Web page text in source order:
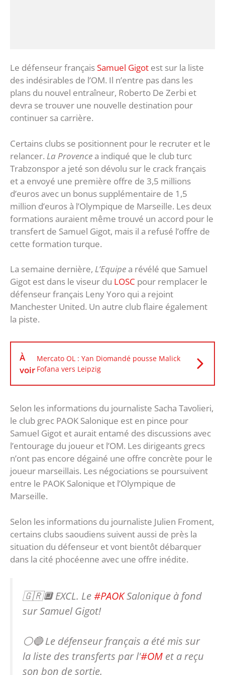
Le défenseur françaisSamuel Gigot est sur la liste
des indésirables de l’OM. Il n’entre pas dans les
plans du nouvel entraîneur, Roberto De Zerbi et
devra se trouver une nouvelle destination pour
continuer sa carrière.
Certains clubs se positionnent pour le recruter et le
relancer. La Provencea indiqué que le club turc
Trabzonspor a jeté son dévolu sur le crack français
et a envoyé une première offre de 3,5 millions
d’euros avec un bonus supplémentaire de 1,5
million d’euros à l’Olympique de Marseille. Les deux
formations auraient même trouvé un accord pour le
transfert de Samuel Gigot, mais il a refusé l’offre de
cette formation turque.
La semaine dernière, L’Equipea révélé que Samuel
Gigot est dans le viseur du LOSC pour remplacer le
défenseur français Leny Yoro qui a rejoint
Manchester United. Un autre club flaire également
la piste.
À
voir
Mercato OL : Yan Diomandé pousse Malick
Fofana vers Leipzig
Selon les informations du journaliste Sacha Tavolieri,
le club grec PAOK Salonique est en pince pour
Samuel Gigot et aurait entamé des discussions avec
l’entourage du joueur et l’OM. Les dirigeants grecs
n’ont pas encore dégainé une offre concrète pour le
joueur marseillais. Les négociations se poursuivent
entre le PAOK Salonique et l’Olympique de
Marseille.
Selon les informations du journaliste Julien Froment,
certains clubs saoudiens suivent aussi de près la
situation du défenseur et vont bientôt débarquer
dans la cité phocéenne avec une offre inédite.
🇬🇷🔲 EXCL. Le#PAOKSalonique à fond
sur Samuel Gigot!
⚪️🔵 Le défenseur français a été mis sur
la liste des transferts par l'#OM et a reçu
son bon de sortie.